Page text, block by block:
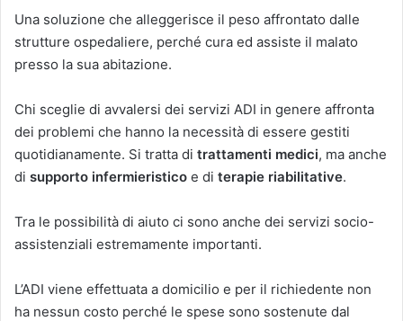
Una soluzione che alleggerisce il peso affrontato dalle
strutture ospedaliere, perché cura ed assiste il malato
presso la sua abitazione.
Chi sceglie di avvalersi dei servizi ADI in genere affronta
dei problemi che hanno la necessità di essere gestiti
quotidianamente. Si tratta di trattamenti medici, ma anche
di supporto infermieristico e di terapie riabilitative.
Tra le possibilità di aiuto ci sono anche dei servizi socio-
assistenziali estremamente importanti.
L’ADI viene effettuata a domicilio e per il richiedente non
ha nessun costo perché le spese sono sostenute dal